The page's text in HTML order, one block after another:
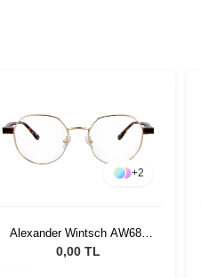
+2
Alexander Wintsch AW686
C3
0,00 TL